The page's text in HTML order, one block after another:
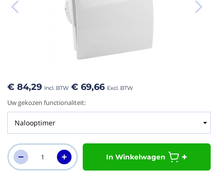
€ 84,29 € 69,66
Uw gekozen functionaliteit:
In Winkelwagen